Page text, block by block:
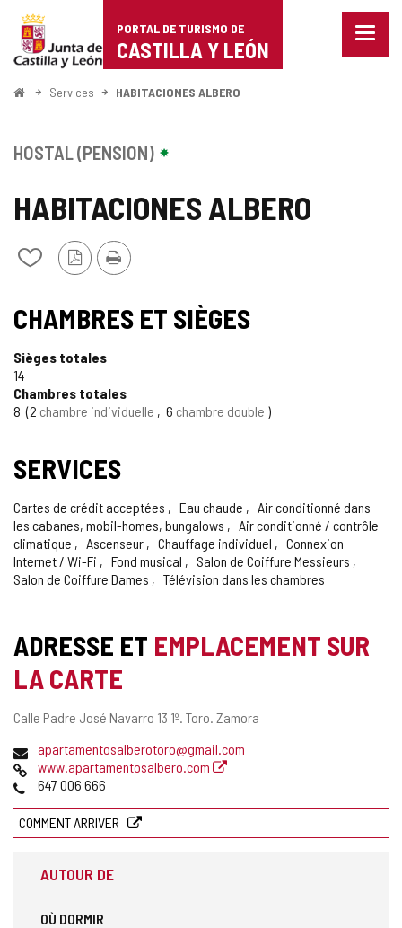
Portal
de
Turismo
Castilla
León
PORTAL DE TURISMO DE
CASTILLA Y LEÓN
Menu
<
Services HABITACIONES ALBERO
HABITACIONES ALBERO
Ajouter/retirer
de
cahiers
Version
PDF
Imprimer
HOSTAL (PENSION)
CHAMBRES ET SIÈGES
Sièges totales
14
Chambres totales
8 2 chambre individuelle 6 chambre double
SERVICES
Cartes de crédit acceptées Eau chaude
Air conditionné dans
les cabanes, mobil-homes, bungalows
Air conditionné / contrôle
climatique
Ascenseur Chauffage individuel
Connexion
Internet / Wi-Fi
Fond musical
Salon de Coiffure Messieurs
Salon de Coiffure Dames
Télévision dans les chambres
ADRESSE ET EMPLACEMENT SUR
LA CARTE
Adresse
Calle Padre José Navarro 13 1º. Toro. Zamora
Adresse
de
courrier
apartamentosalberotoro@gmail.com
Page
Web
www.apartamentosalbero.com
Téléphones
647 006 666
COMMENT ARRIVER
AUTOUR DE
OÙ DORMIR